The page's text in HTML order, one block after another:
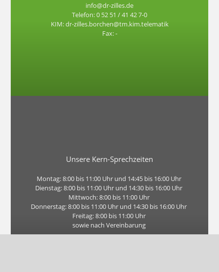
info@dr-zilles.de
Telefon: 0 52 51 / 41 42 7-0
KIM: dr-zilles.borchen@tm.kim.telematik
Fax: -
Unsere Kern-Sprechzeiten
Montag: 8:00 bis 11:00 Uhr und 14:45 bis 16:00 Uhr
Dienstag: 8:00 bis 11:00 Uhr und 14:30 bis 16:00 Uhr
Mittwoch: 8:00 bis 11:00 Uhr
Donnerstag: 8:00 bis 11:00 Uhr und 14:30 bis 16:00 Uhr
Freitag: 8:00 bis 11:00 Uhr
sowie nach Vereinbarung